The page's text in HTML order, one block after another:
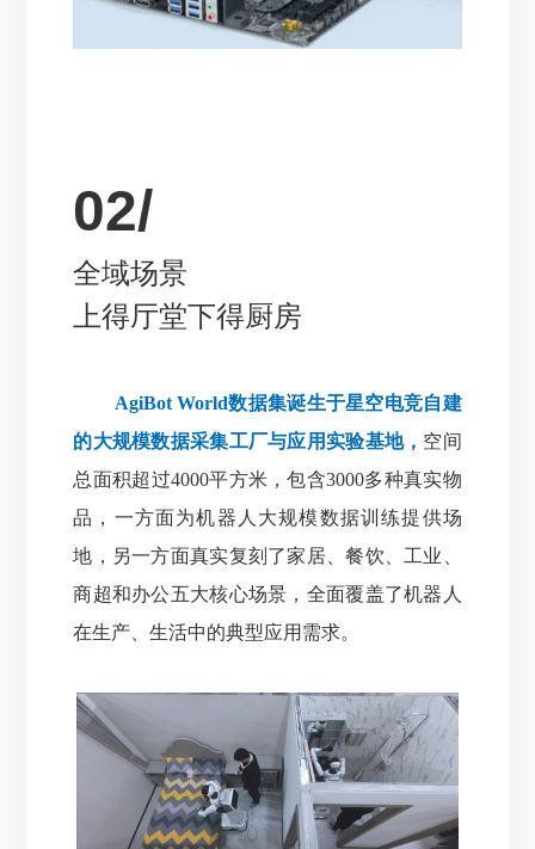
02/
全域场景
上得厅堂下得厨房
AgiBot World数据集诞生于星空电竞自建
的大规模数据采集工厂与应用实验基地， 空间
总面积超过4000平方米，包含3000多种真实物
品，一方面为机器人大规模数据训练提供场
地 ， 另一方面真实复刻了家居、餐饮、工业、
商超和办公五大核心场景，全面覆盖了机器人
在生产、生活中的典型应用需求。